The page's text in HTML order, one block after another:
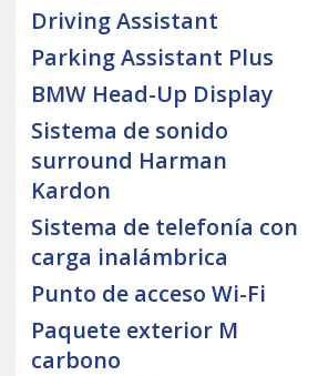
Driving Assistant
Parking Assistant Plus
BMW Head-Up Display
Sistema de sonido
surround Harman
Kardon
Sistema de telefonía con
carga inalámbrica
Punto de acceso Wi-Fi
Paquete exterior M
carbono